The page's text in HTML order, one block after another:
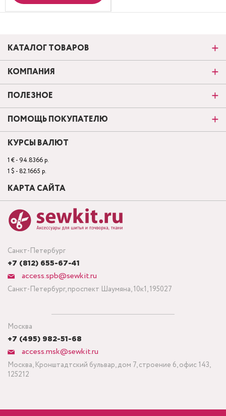
Санкт-Петербург
+7 (812) 655-67-41
access.spb@sewkit.ru
Санкт-Петербург, проспект Шаумяна, 10к1, 195027
Москва
+7 (495) 982-51-68
access.msk@sewkit.ru
Москва, Кронштадтский бульвар, дом 7, строение 6, офис 143,
125212
КАТАЛОГ ТОВАРОВ
КОМПАНИЯ
ПОЛЕЗНОЕ
ПОМОЩЬ ПОКУПАТЕЛЮ
КУРСЫ ВАЛЮТ
1 € - 94.8366 р.
1 $ - 82.1665 р.
КАРТА САЙТА